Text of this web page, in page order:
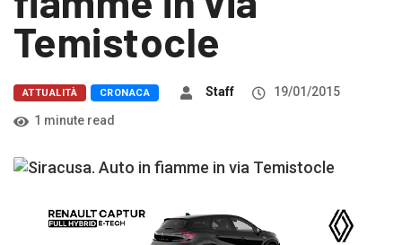
Temistocle
ATTUALITÀ CRONACA Staff
19/01/2015
1 minute read